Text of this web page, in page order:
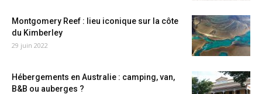
Montgomery Reef : lieu iconique sur la côte
du Kimberley
29 juin 2022
Hébergements en Australie : camping, van,
B&B ou auberges ?